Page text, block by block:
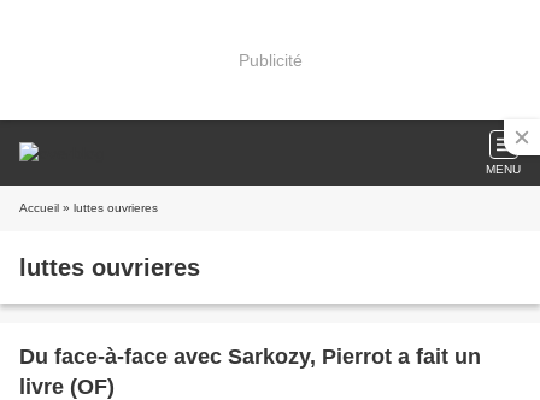
Publicité
MENU
Accueil » luttes ouvrieres
luttes ouvrieres
Du face-à-face avec Sarkozy, Pierrot a fait un
livre (OF)